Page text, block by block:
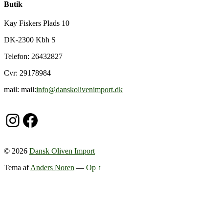
Butik
Kay Fiskers Plads 10
DK-2300 Kbh S
Telefon: 26432827
Cvr: 29178984
mail: mail:info@danskolivenimport.dk
Instagram
Facebook
© 2026 Dansk Oliven Import
Tema afAnders Noren — Op ↑